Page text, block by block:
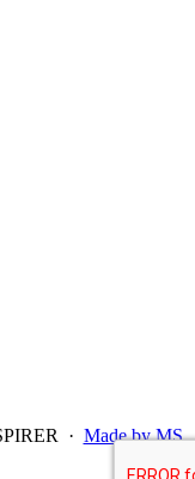
· Made by MS